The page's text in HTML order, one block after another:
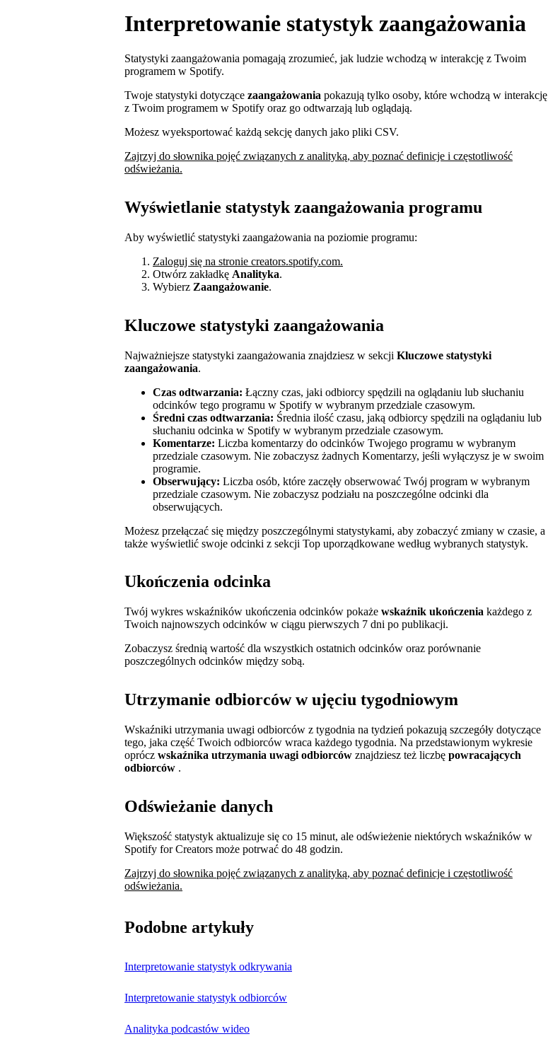
Interpretowanie statystyk zaangażowania
Statystyki zaangażowania pomagają zrozumieć, jak ludzie wchodzą w interakcję z Twoim
programem w Spotify.
Twoje statystyki dotyczące zaangażowania pokazują tylko osoby, które wchodzą w interakcję
z Twoim programem w Spotify oraz go odtwarzają lub oglądają.
Możesz wyeksportować każdą sekcję danych jako pliki CSV.
Zajrzyj do słownika pojęć związanych z analityką, aby poznać definicje i częstotliwość
odświeżania.
Wyświetlanie statystyk zaangażowania programu
Aby wyświetlić statystyki zaangażowania na poziomie programu:
Zaloguj się na stronie creators.spotify.com.
Otwórz zakładkę Analityka.
Wybierz Zaangażowanie.
Kluczowe statystyki zaangażowania
Najważniejsze statystyki zaangażowania znajdziesz w sekcji Kluczowe statystyki
zaangażowania.
Czas odtwarzania: Łączny czas, jaki odbiorcy spędzili na oglądaniu lub słuchaniu
odcinków tego programu w Spotify w wybranym przedziale czasowym.
Średni czas odtwarzania: Średnia ilość czasu, jaką odbiorcy spędzili na oglądaniu lub
słuchaniu odcinka w Spotify w wybranym przedziale czasowym.
Komentarze: Liczba komentarzy do odcinków Twojego programu w wybranym
przedziale czasowym. Nie zobaczysz żadnych Komentarzy, jeśli wyłączysz je w swoim
programie.
Obserwujący: Liczba osób, które zaczęły obserwować Twój program w wybranym
przedziale czasowym. Nie zobaczysz podziału na poszczególne odcinki dla
obserwujących.
Możesz przełączać się między poszczególnymi statystykami, aby zobaczyć zmiany w czasie, a
także wyświetlić swoje odcinki z sekcji Top uporządkowane według wybranych statystyk.
Ukończenia odcinka
Twój wykres wskaźników ukończenia odcinków pokaże wskaźnik ukończenia każdego z
Twoich najnowszych odcinków w ciągu pierwszych 7 dni po publikacji.
Zobaczysz średnią wartość dla wszystkich ostatnich odcinków oraz porównanie
poszczególnych odcinków między sobą.
Utrzymanie odbiorców w ujęciu tygodniowym
Wskaźniki utrzymania uwagi odbiorców z tygodnia na tydzień pokazują szczegóły dotyczące
tego, jaka część Twoich odbiorców wraca każdego tygodnia. Na przedstawionym wykresie
oprócz wskaźnika utrzymania uwagi odbiorców znajdziesz też liczbę powracających
odbiorców .
Odświeżanie danych
Większość statystyk aktualizuje się co 15 minut, ale odświeżenie niektórych wskaźników w
Spotify for Creators może potrwać do 48 godzin.
Zajrzyj do słownika pojęć związanych z analityką, aby poznać definicje i częstotliwość
odświeżania.
Podobne artykuły
Interpretowanie statystyk odkrywania
Interpretowanie statystyk odbiorców
Analityka podcastów wideo